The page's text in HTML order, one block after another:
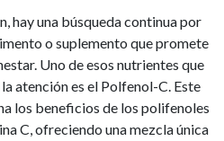
hay una búsqueda continua por
o suplemento que promete
Uno de esos nutrientes que
atención es el Polfenol-C. Este
los beneficios de los polifenoles
C, ofreciendo una mezcla única